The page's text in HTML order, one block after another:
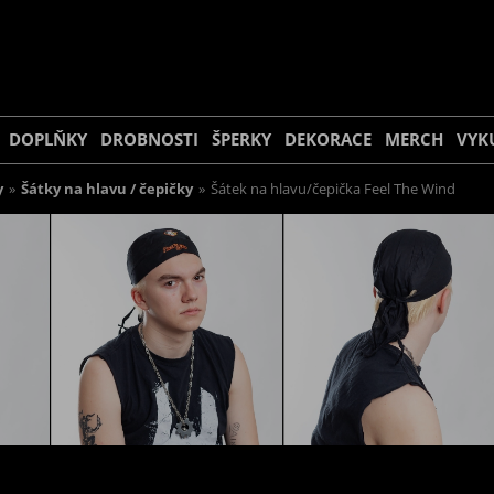
DOPLŇKY DROBNOSTI ŠPERKY DEKORACE MERCH
» Šátky na hlavu / čepičky » Šátek na hlavu/čepička Feel The Wind